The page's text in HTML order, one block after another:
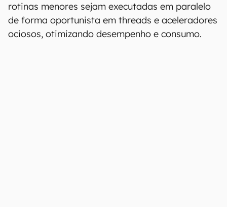
rotinas menores sejam executadas em paralelo
de forma oportunista em threads e aceleradores
ociosos, otimizando desempenho e consumo.